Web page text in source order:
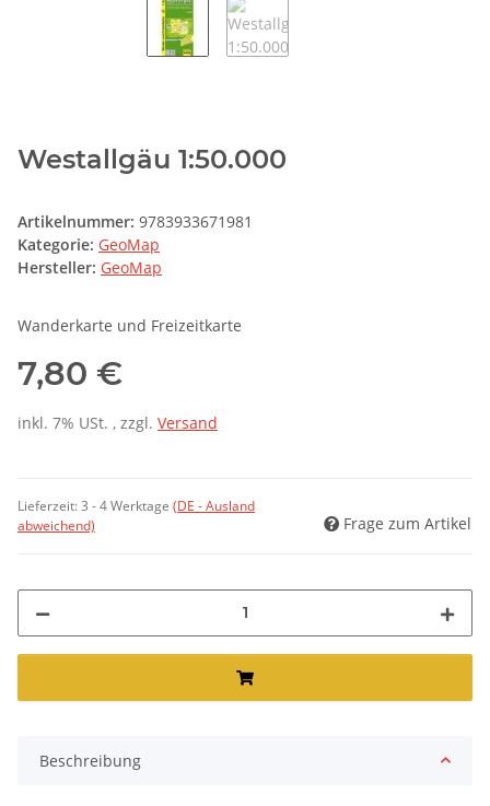
Westallgäu 1:50.000
Artikelnummer: 9783933671981
Kategorie: GeoMap
Hersteller: GeoMap
Wanderkarte und Freizeitkarte
7,80 €
inkl. 7% USt. , zzgl. Versand
Lieferzeit:3 - 4 Werktage (DE - Ausland
abweichend)
Frage zum Artikel
Beschreibung